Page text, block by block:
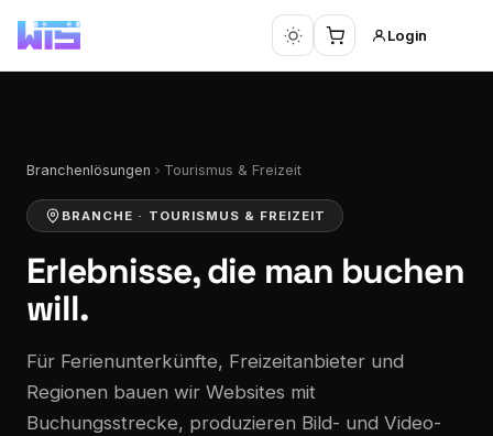
Login
Branchenlösungen Tourismus & Freizeit
BRANCHE · TOURISMUS & FREIZEIT
Erlebnisse,die man buchen
will.
Für Ferienunterkünfte, Freizeitanbieter und
Regionen bauen wir Websites mit
Buchungsstrecke, produzieren Bild- und Video-